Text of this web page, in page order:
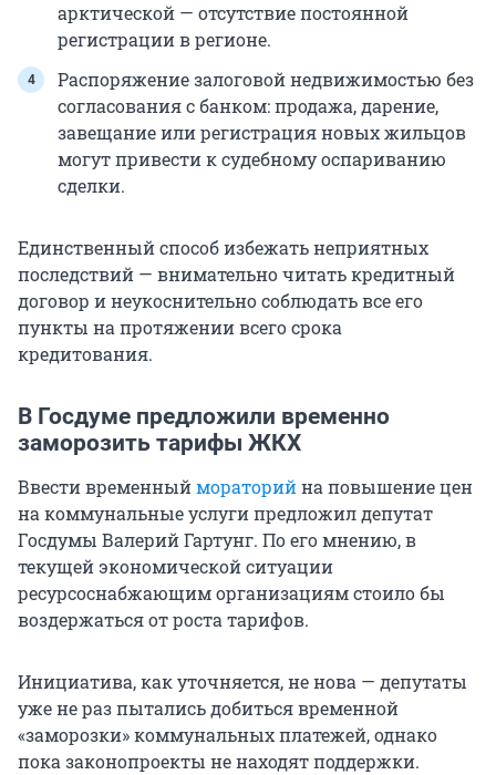
арктической — отсутствие постоянной
регистрации в регионе.
Распоряжение залоговой недвижимостью без
согласования с банком: продажа, дарение,
завещание или регистрация новых жильцов
могут привести к судебному оспариванию
сделки.
Единственный способ избежать неприятных
последствий — внимательно читать кредитный
договор и неукоснительно соблюдать все его
пункты на протяжении всего срока
кредитования.
В Госдуме предложили временно
заморозить тарифы ЖКХ
Ввести временныймораторийна повышение цен
на коммунальные услуги предложил депутат
Госдумы Валерий Гартунг. По его мнению, в
текущей экономической ситуации
ресурсоснабжающим организациям стоило бы
воздержаться от роста тарифов.
Инициатива, как уточняется, не нова — депутаты
уже не раз пытались добиться временной
«заморозки» коммунальных платежей, однако
пока законопроекты не находят поддержки.